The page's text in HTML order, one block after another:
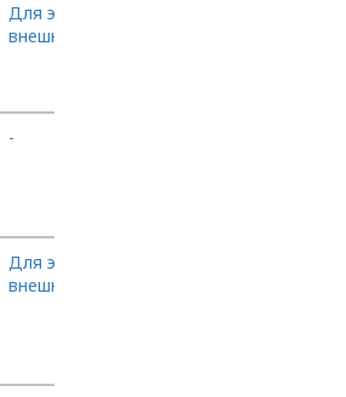
Для экстремальных
внешних условий
-
Для экстремальных
внешних условий